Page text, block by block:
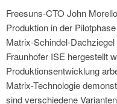
Freesuns-CTO John
Produktion in der
Matrix-Schindel-
Fraunhofer ISE hergestellt
Produktionsentwicklung
Matrix-Technologie
sind verschiedene